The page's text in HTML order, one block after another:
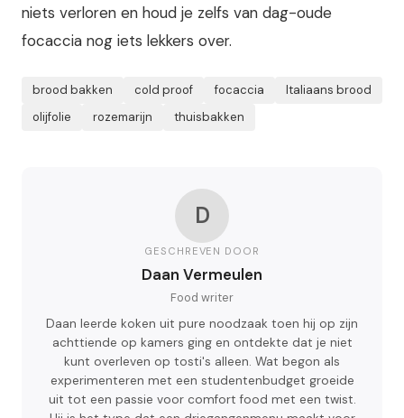
niets verloren en houd je zelfs van dag-oude
focaccia nog iets lekkers over.
brood bakken cold proof focaccia
Italiaans brood
olijfolie
rozemarijn thuisbakken
D
GESCHREVEN DOOR
Daan Vermeulen
Food writer
Daan leerde koken uit pure noodzaak toen hij op zijn
achttiende op kamers ging en ontdekte dat je niet
kunt overleven op tosti's alleen. Wat begon als
experimenteren met een studentenbudget groeide
uit tot een passie voor comfort food met een twist.